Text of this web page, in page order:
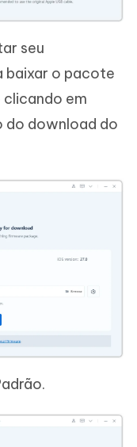
seu
baixar o pacote
em
do download do